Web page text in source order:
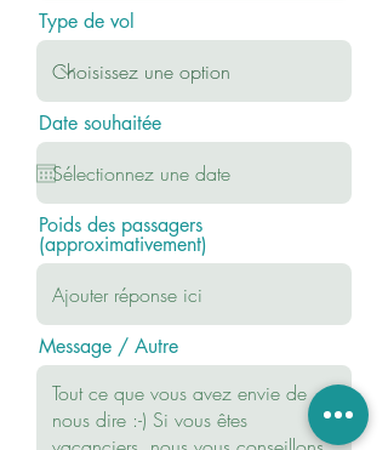
Type de vol
Date souhaitée
Poids des passagers
(approximativement)
Message / Autre